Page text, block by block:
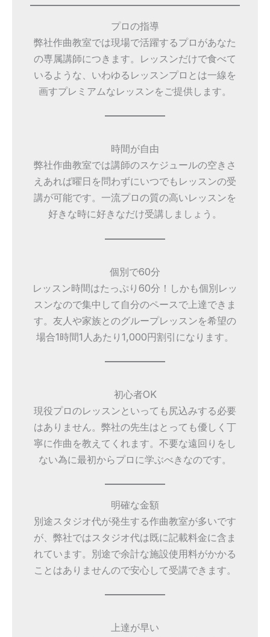
プロの指導
弊社作曲教室では現場で活躍するプロがあなた
の専属講師につきます。レッスンだけで食べて
いるような、いわゆるレッスンプロとは一線を
画すプレミアムなレッスンをご提供します。
時間が自由
弊社作曲教室では講師のスケジュールの空きさ
えあれば曜日を問わずにいつでもレッスンの受
講が可能です。一流プロの質の高いレッスンを
好きな時に好きなだけ受講しましょう。
個別で60分
レッスン時間はたっぷり60分！しかも個別レッ
スンなので集中して自分のペースで上達できま
す。友人や家族とのグループレッスンを希望の
場合1時間1人あたり1,000円割引になります。
初心者OK
現役プロのレッスンといっても尻込みする必要
はありません。弊社の先生はとっても優しく丁
寧に作曲を教えてくれます。不要な遠回りをし
ない為に最初からプロに学ぶべきなのです。
明確な金額
別途スタジオ代が発生する作曲教室が多いです
が、弊社ではスタジオ代は既に記載料金に含ま
れています。別途で余計な施設使用料がかかる
ことはありませんので安心して受講できます。
上達が早い